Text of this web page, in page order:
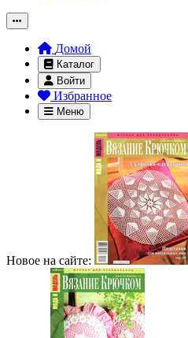
Домой
Каталог
Войти
Избранное
Меню
Новое на сайте: